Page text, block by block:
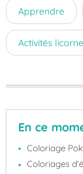
Apprendre
Activités
En ce
Coloriage
Coloriages